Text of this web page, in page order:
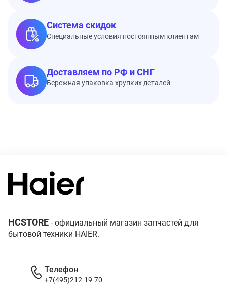
Система скидок
Специальные условия постоянным клиентам
Доставляем по РФ и СНГ
Бережная упаковка хрупких деталей
HCSTORE - официальный магазин запчастей для
бытовой техники HAIER.
Телефон
+7(495)212-19-70